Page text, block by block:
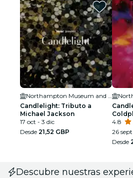
Candlelight: Tributo a
Michael Jackson
17 oct - 3 dic
Desde 21,52 GBP
4.8
26
Desde
Descubre nuestras